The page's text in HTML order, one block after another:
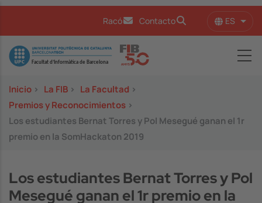
Racó Contacto ES
Image
Inicio > La FIB > La Facultad >
Premios y Reconocimientos >
Los estudiantes Bernat Torres y Pol Mesegué ganan el 1r
premio en la SomHackaton 2019
Los estudiantes Bernat Torres y Pol
Mesegué ganan el 1r premio en la